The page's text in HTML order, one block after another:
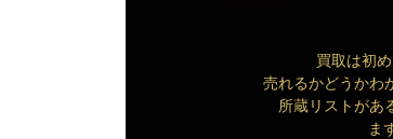
買取は初
売れるかどうかわ
所蔵リストがあ
ま